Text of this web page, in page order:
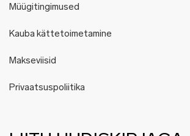
Müügitingimused
Kauba kättetoimetamine
Makseviisid
Privaatsuspoliitika